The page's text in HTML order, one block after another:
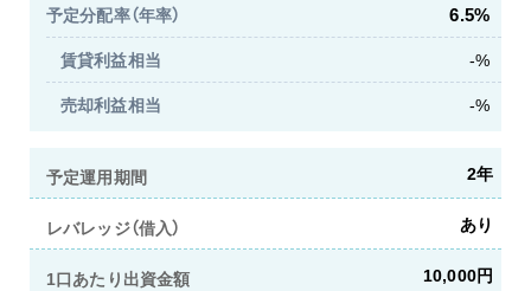
予定分配率（年率） 6.5%
賃貸利益相当
-%
売却利益相当
-%
予定運用期間 2年
レバレッジ（借入） あり
1口あたり出資金額 10,000円